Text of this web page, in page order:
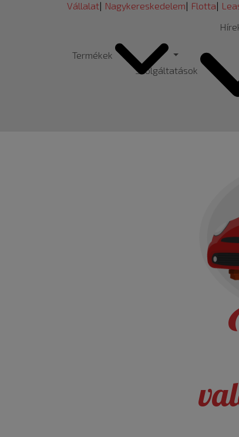
Vállalat| Nagykereskedelem| Flotta|
Termékek
Szolgáltatások